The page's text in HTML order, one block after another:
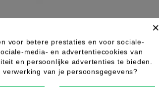
×
voor betere prestaties en voor sociale-
media- en advertentiecookies van
en persoonlijke advertenties te bieden.
van je persoonsgegevens?